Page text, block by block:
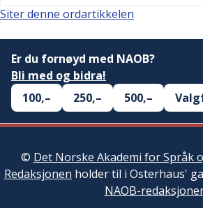
Siter denne ordartikkelen
Er du fornøyd med NAOB?
Bli med og bidra!
100,–
250,– 500,–
© Det Norske Akademi for Språk
Redaksjonen holder til i Osterhaus'
NAOB-